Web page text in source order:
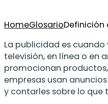
HomeGlosarioDefinición
La publicidad es cuando
televisión, en línea o en
promocionan
empresas usan
y contarles sobre lo que